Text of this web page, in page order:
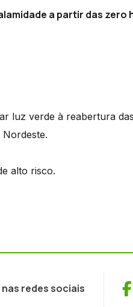
a partir das zero
luz verde à reabertura
alto risco.
redes sociais